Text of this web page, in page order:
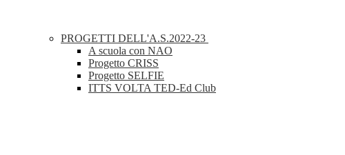
PROGETTI DELL'A.S.2022-23
A scuola con NAO
Progetto CRISS
Progetto SELFIE
ITTS VOLTA TED-Ed Club